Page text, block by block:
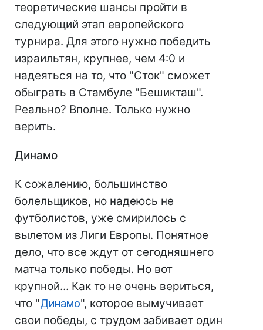
теоретические шансы пройти в
следующий этап европейского
турнира. Для этого нужно победить
израильтян, крупнее, чем 4:0 и
надеяться на то, что "Сток" сможет
обыграть в Стамбуле "Бешикташ".
Реально? Вполне. Только нужно
верить.
Динамо
К сожалению, большинство
болельщиков, но надеюсь не
футболистов, уже смирилось с
вылетом из Лиги Европы. Понятное
дело, что все ждут от сегодняшнего
матча только победы. Но вот
крупной... Как то не очень вериться,
что "Динамо", которое вымучивает
свои победы, с трудом забивает один